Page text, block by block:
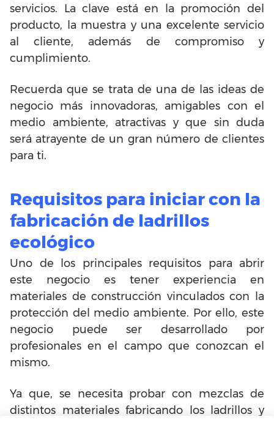
servicios. La clave está en la promoción del
producto, la muestra y una excelente servicio
al cliente, además de compromiso y
cumplimiento.
Recuerda que se trata de una de las ideas de
negocio más innovadoras, amigables con el
medio ambiente, atractivas y que sin duda
será atrayente de un gran número de clientes
para ti.
Requisitos para iniciar con la
fabricación de ladrillos
ecológico
Uno de los principales requisitos para abrir
este negocio es tener experiencia en
materiales de construcción vinculados con la
protección del medio ambiente. Por ello, este
negocio puede ser desarrollado por
profesionales en el campo que conozcan el
mismo.
Ya que, se necesita probar con mezclas de
distintos materiales fabricando los ladrillos y